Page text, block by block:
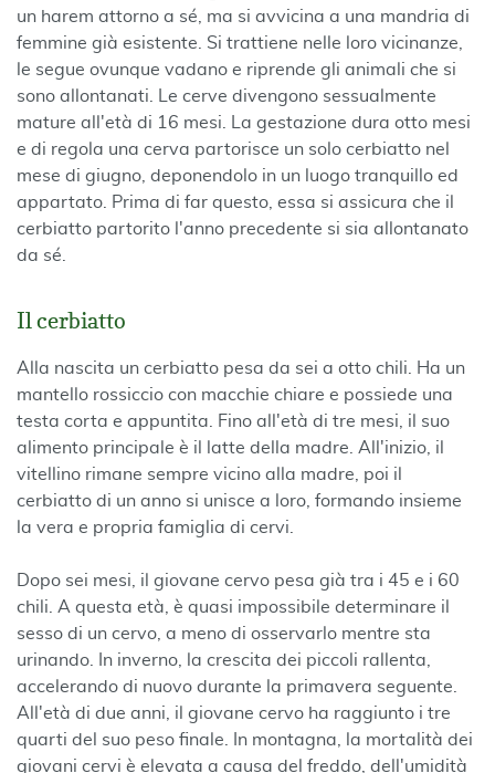
un harem attorno a sé, ma si avvicina a una mandria di
femmine già esistente. Si trattiene nelle loro vicinanze,
le segue ovunque vadano e riprende gli animali che si
sono allontanati. Le cerve divengono sessualmente
mature all'età di 16 mesi. La gestazione dura otto mesi
e di regola una cerva partorisce un solo cerbiatto nel
mese di giugno, deponendolo in un luogo tranquillo ed
appartato. Prima di far questo, essa si assicura che il
cerbiatto partorito l'anno precedente si sia allontanato
da sé.
Il cerbiatto
Alla nascita un cerbiatto pesa da sei a otto chili. Ha un
mantello rossiccio con macchie chiare e possiede una
testa corta e appuntita. Fino all'età di tre mesi, il suo
alimento principale è il latte della madre. All'inizio, il
vitellino rimane sempre vicino alla madre, poi il
cerbiatto di un anno si unisce a loro, formando insieme
la vera e propria famiglia di cervi.
Dopo sei mesi, il giovane cervo pesa già tra i 45 e i 60
chili. A questa età, è quasi impossibile determinare il
sesso di un cervo, a meno di osservarlo mentre sta
urinando. In inverno, la crescita dei piccoli rallenta,
accelerando di nuovo durante la primavera seguente.
All'età di due anni, il giovane cervo ha raggiunto i tre
quarti del suo peso finale. In montagna, la mortalità dei
giovani cervi è elevata a causa del freddo, dell'umidità